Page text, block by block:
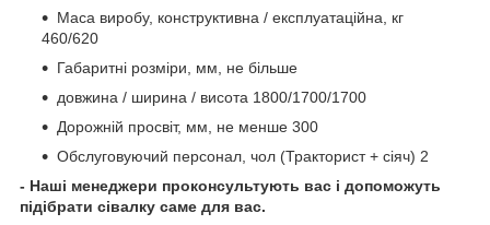
Маса виробу, конструктивна / експлуатаційна, кг
460/620
Габаритні розміри, мм, не більше
довжина / ширина / висота 1800/1700/1700
Дорожній просвіт, мм, не менше 300
Обслуговуючий персонал, чол (Тракторист + сіяч) 2
- Наші менеджери проконсультують вас і допоможуть
підібрати сівалку саме для вас.